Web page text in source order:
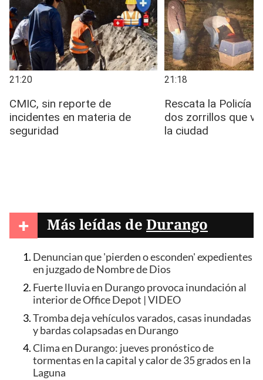
+ Más leídas de Durango
Denuncian que 'pierden o esconden' expedientes
en juzgado de Nombre de Dios
Fuerte lluvia en Durango provoca inundación al
interior de Office Depot | VIDEO
Tromba deja vehículos varados, casas inundadas
y bardas colapsadas en Durango
Clima en Durango: jueves pronóstico de
tormentas en la capital y calor de 35 grados en la
Laguna